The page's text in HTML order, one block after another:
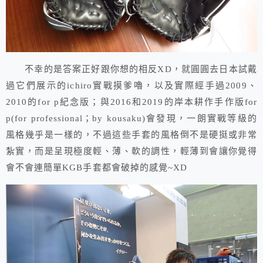
不幸的是答案正好跟你想的相反XD，就圓圓去日本試戴
過它們展示的ichiro實戰摸爹嚕，以及實際經手過2009、
2010的for p紀念版；與2016和2019的岸本耕作手作版for
p(for professional；by kousaku)會發現，一朗實戰等級的
風格幾乎是一樣的，不過這些手套的風格倒不是硬挺或非常
紮實，而是呈現極度輕、薄、軟的調性，輕薄到會讓你覺得
會不會連簡單KGB手套都會破掉的感覺~XD